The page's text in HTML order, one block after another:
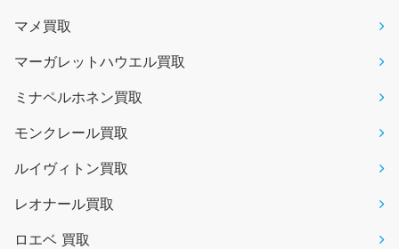
マメ買取
マーガレットハウエル買取
ミナペルホネン買取
モンクレール買取
ルイヴィトン買取
レオナール買取
ロエベ 買取